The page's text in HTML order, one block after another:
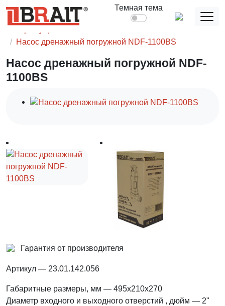
Темная тема
Главная Садовое оборудование
Насосы для воды
Насосы погружные ( дренажные )
"F" - фекальные
Насос дренажный погружной NDF-1100BS
Насос дренажный погружной NDF-
1100BS
Гарантия от производителя
Артикул — 23.01.142.056
Габаритные размеры, мм — 495х210х270
Диаметр входного и выходного отверстий , дюйм — 2"